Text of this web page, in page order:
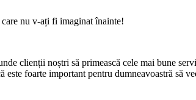
nu v-ați fi imaginat înainte!
clienții noștri să primească cele mai bune
foarte important pentru dumneavoastră să